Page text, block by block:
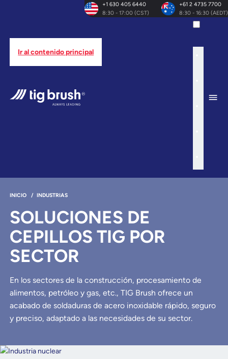
Ir al contenido principal
+1 630 405 6440
8:30 - 17:00 (CST)
+61 2 4735 7700
8:30 - 16:30 (AEDT)
INICIO /INDUSTRIAS
SOLUCIONES DE
CEPILLOS TIG POR
SECTOR
En los sectores de la construcción, procesamiento de
alimentos, petróleo y gas, etc., TIG Brush ofrece un
acabado de soldaduras de acero inoxidable rápido, seguro
y preciso, adaptado a las necesidades de su sector.